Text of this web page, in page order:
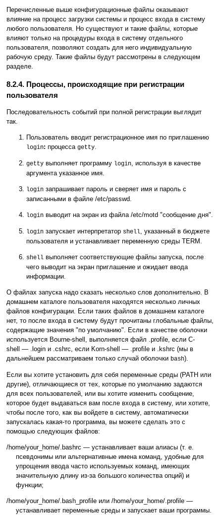
Перечисленные выше конфигурационные файлы оказывают
влияние на процесс загрузки системы и процесс входа в систему
любого пользователя. Но существуют и такие файлы, которые
влияют только на процедуры входа в систему отдельного
пользователя, позволяют создать для него индивидуальную
рабочую среду. Такие файлы будут рассмотрены в следующем
разделе.
8.2.4. Процессы, происходящие при регистрации
пользователя
Последовательность событий при полной регистрации выглядит
так.
Пользователь вводит регистрационное имя по приглашению
login: процесса getty.
getty выполняет программу login, используя в качестве
аргумента указанное имя.
login запрашивает пароль и сверяет имя и пароль с
записанными в файле /etc/passwd.
login выводит на экран из файла /etc/motd "сообщение дня".
login запускает интерпретатор shell, указанный в бюджете
пользователя и устанавливает переменную среды TERM.
shell выполняет соответствующие файлы запуска, после
чего выводит на экран приглашение и ожидает ввода
информации.
О файлах запуска надо сказать несколько слов дополнительно. В
домашнем каталоге пользователя находятся несколько личных
файлов конфигурации. Если таких файлов в домашнем каталоге
нет, то после входа в систему будут прочитаны глобальные файлы,
содержащие значения "по умолчанию". Если в качестве оболочки
используется Bourne-shell, выполняется файл .profile, если C-
shell — .login и .cshrc, если Korn-shell — .profile и .kshrc (мы в
дальнейшем рассматриваем только случай оболочки bash).
Если вы хотите установить для себя переменные среды (PATH или
другие), отличающиеся от тех, которые по умолчанию задаются
для всех пользователей, или вы хотите изменить сообщение,
которое будет выдаваться вам после входа в систему, или хотите,
чтобы после того, как вы войдете в систему, автоматически
запускалась какая-то программа, вы можете сделать это с
помощью следующих файлов:
/home/your_home/.bashrc — устанавливает ваши алиасы (т. е.
псевдонимы или альтернативные имена команд, удобные для
упрощения ввода часто используемых команд, имеющих
значительную длину из-за большого количества опций) и
функции;
/home/your_home/.bash_profile или /home/your_home/.profile —
устанавливает переменные среды и запускает ваши программы.